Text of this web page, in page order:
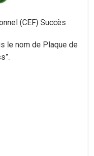
(CEF) Succès
le nom de Plaque de